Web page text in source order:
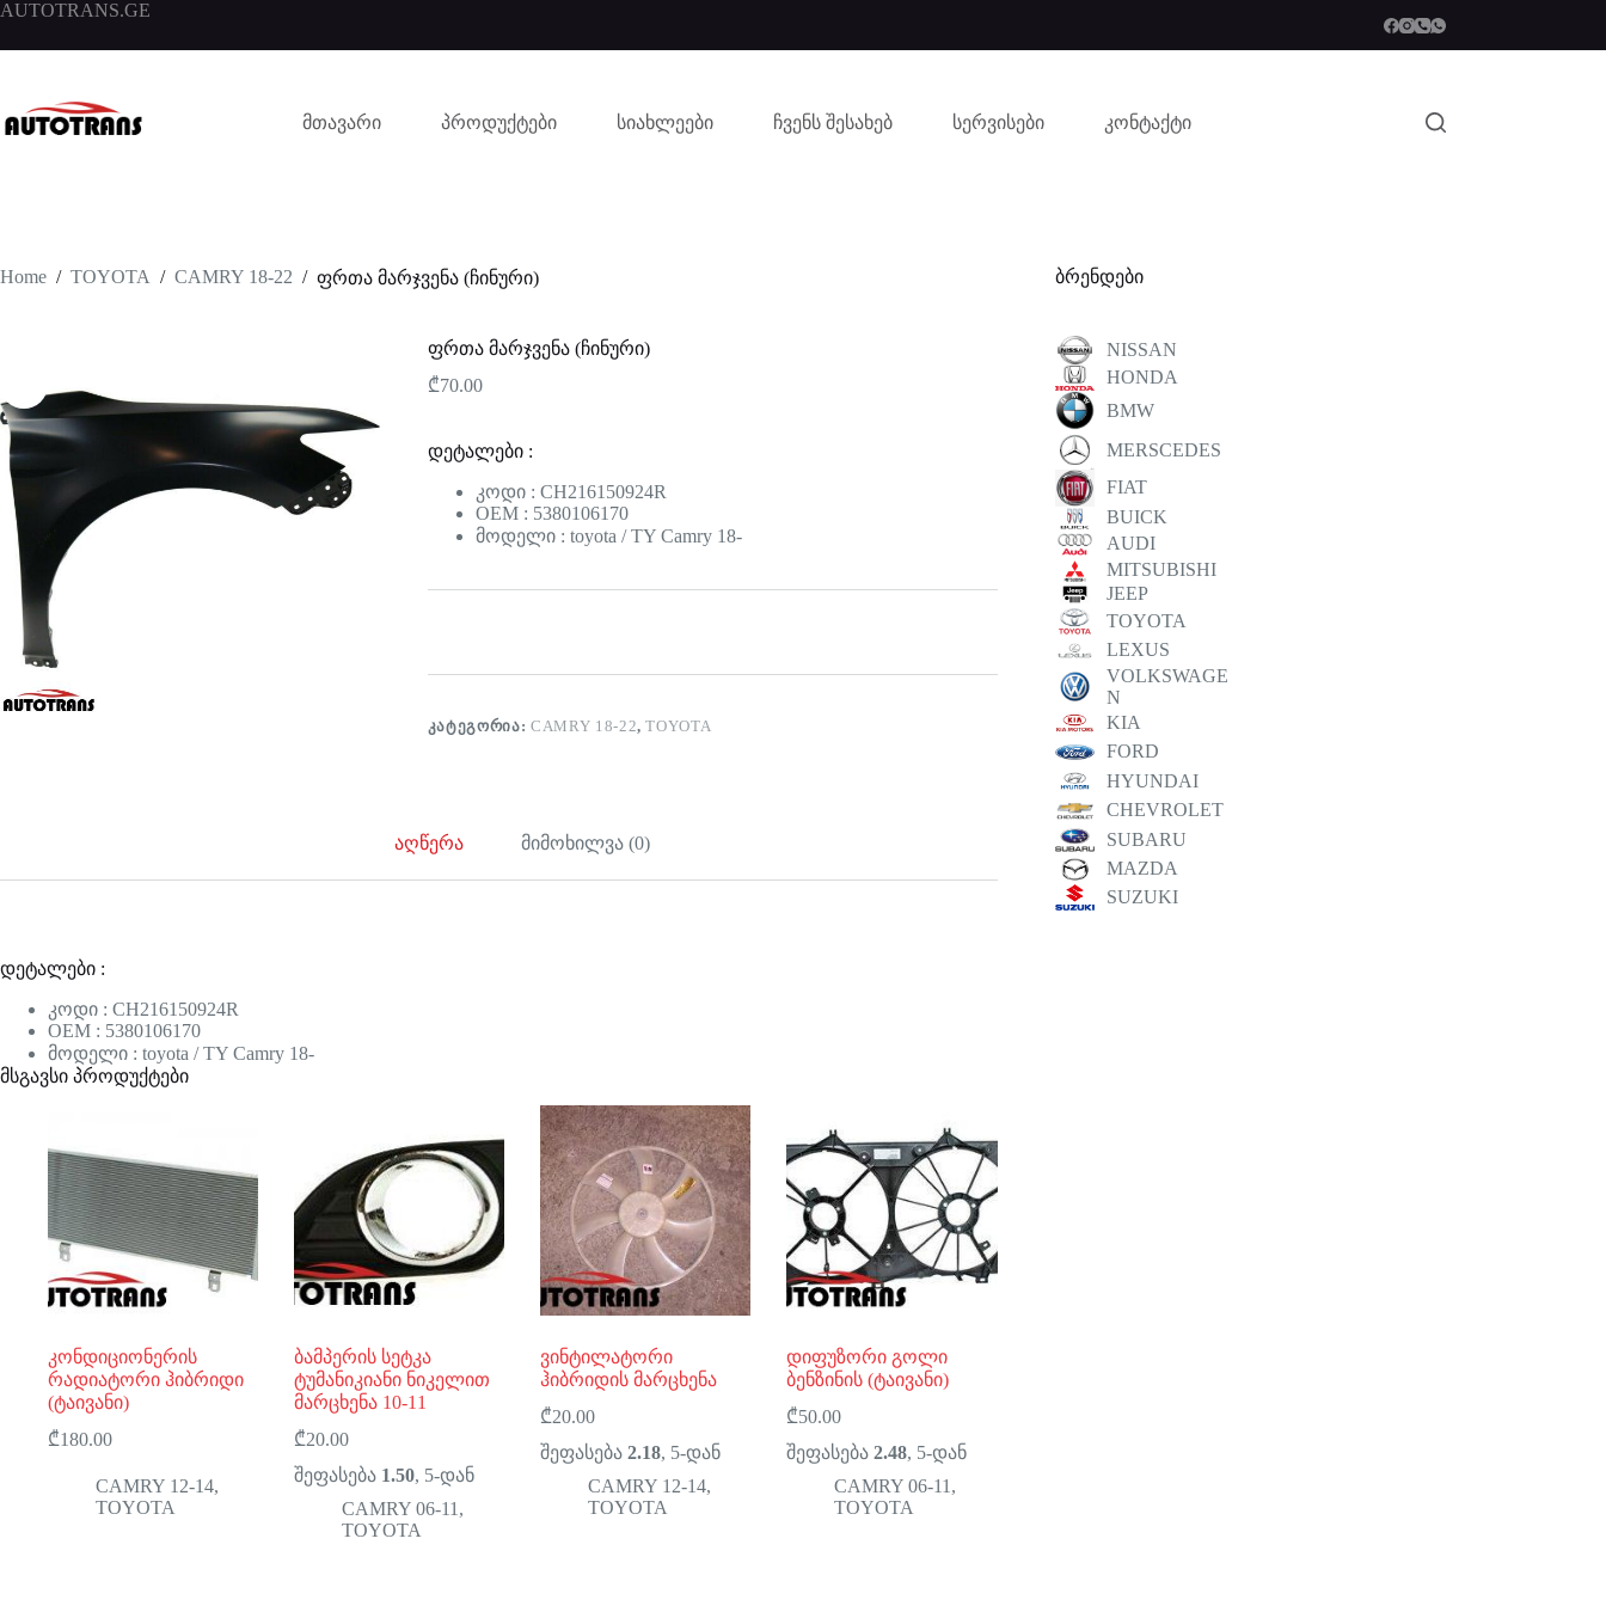
AUTOTRANS.GE
მთავარი პროდუქტები სიახლეები ჩვენს შესახებ სერვისები კონტაქტი
Home / TOYOTA / CAMRY 18-22 / ფრთა მარჯვენა (ჩინური)
ფრთა მარჯვენა (ჩინური)
₾70.00
დეტალები :
კოდი : CH216150924R
OEM : 5380106170
მოდელი : toyota / TY Camry 18-
ᲙᲐᲢᲔᲒᲝᲠᲘᲐ: CAMRY 18-22,TOYOTA
აღწერა მიმოხილვა (0)
დეტალები :
კოდი : CH216150924R
OEM : 5380106170
მოდელი : toyota / TY Camry 18-
მსგავსი პროდუქტები
კონდიციონერის
რადიატორი ჰიბრიდი
(ტაივანი)
₾180.00
CAMRY 12-14,
TOYOTA
ბამპერის სეტკა
ტუმანიკიანი ნიკელით
მარცხენა 10-11
₾20.00
შეფასება 1.50, 5-დან
CAMRY 06-11 ,
TOYOTA
ვინტილატორი
ჰიბრიდის მარცხენა
₾20.00
შეფასება2.18, 5-დან
CAMRY 12-14,
TOYOTA
დიფუზორი გოლი
ბენზინის (ტაივანი)
₾50.00
შეფასება2.48, 5-დან
CAMRY 06-11 ,
TOYOTA
ბრენდები
NISSAN
HONDA
BMW
MERSCEDES
FIAT
BUICK
AUDI
MITSUBISHI
JEEP
TOYOTA
LEXUS
VOLKSWAGE
N
KIA
FORD
HYUNDAI
CHEVROLET
SUBARU
MAZDA
SUZUKI